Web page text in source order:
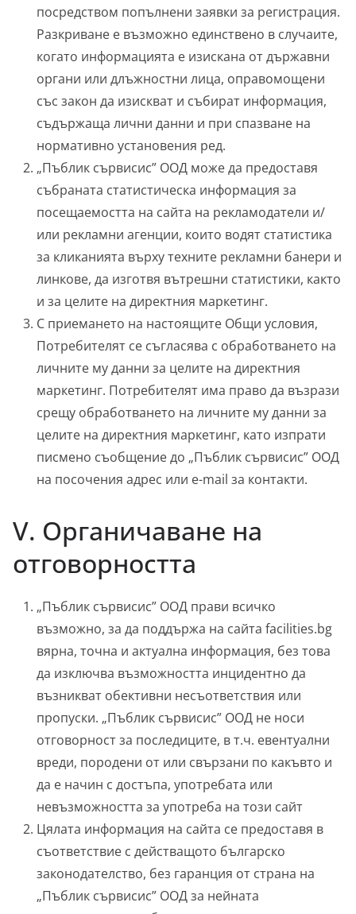
посредством попълнени заявки за регистрация.
Разкриване е възможно единствено в случаите,
когато информацията е изискана от държавни
органи или длъжностни лица, оправомощени
със закон да изискват и събират информация,
съдържаща лични данни и при спазване на
нормативно установения ред.
„Пъблик сървисис” ООД може да предоставя
събраната статистическа информация за
посещаемостта на сайта на рекламодатели и/
или рекламни агенции, които водят статистика
за кликанията върху техните рекламни банери и
линкове, да изготвя вътрешни статистики, както
и за целите на директния маркетинг.
С приемането на настоящите Общи условия,
Потребителят се съгласява с обработването на
личните му данни за целите на директния
маркетинг. Потребителят има право да възрази
срещу обработването на личните му данни за
целите на директния маркетинг, като изпрати
писмено съобщение до „Пъблик сървисис” ООД
на посочения адрес или e-mail за контакти.
V. Органичаване на
отговорността
„Пъблик сървисис” ООД прави всичко
възможно, за да поддържа на сайта facilities.bg
вярна, точна и актуална информация, без това
да изключва възможността инцидентно да
възникват обективни несъответствия или
пропуски. „Пъблик сървисис” ООД не носи
отговорност за последиците, в т.ч. евентуални
вреди, породени от или свързани по какъвто и
да е начин с достъпа, употребата или
невъзможността за употреба на този сайт
Цялата информация на сайта се предоставя в
съответствие с действащото българско
законодателство, без гаранция от страна на
„Пъблик сървисис” ООД за нейната